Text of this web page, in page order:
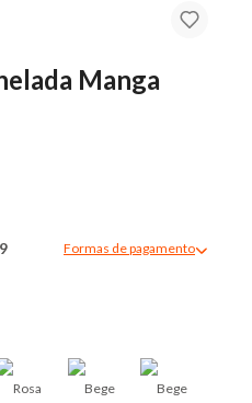
Manga
Formas de pagamento
Rosa Bege
Bege